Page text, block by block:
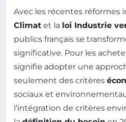
Avec les récentes réformes
Climat et la loi Industrie
publics français se
significative. Pour les
signifie adopter une
seulement des critères
sociaux et
l’intégration de critères